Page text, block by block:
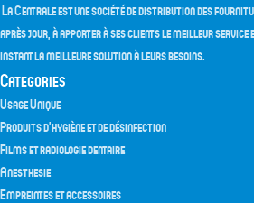
La Centrale est une société de distribution des
après jour, à apporter à ses clients le meilleur service
instant la meilleure solution à leurs besoins.
Categories
Usage Unique
Produits d’hygiène et de désinfection
Films et radiologie dentaire
Anesthesie
Empreintes et accessoires